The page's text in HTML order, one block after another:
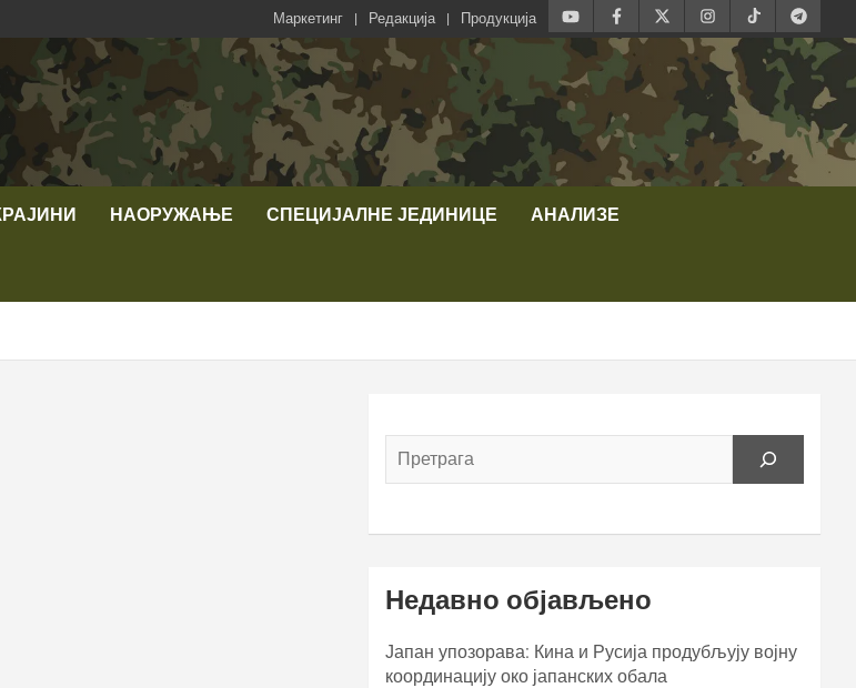
Маркетинг Редакција Продукција
НАОРУЖАЊЕ СПЕЦИЈАЛНЕ ЈЕДИНИЦЕ АНАЛИЗЕ
Недавно објављено
Јапан упозорава: Кина и Русија продубљују војну
координацију око јапанских обала